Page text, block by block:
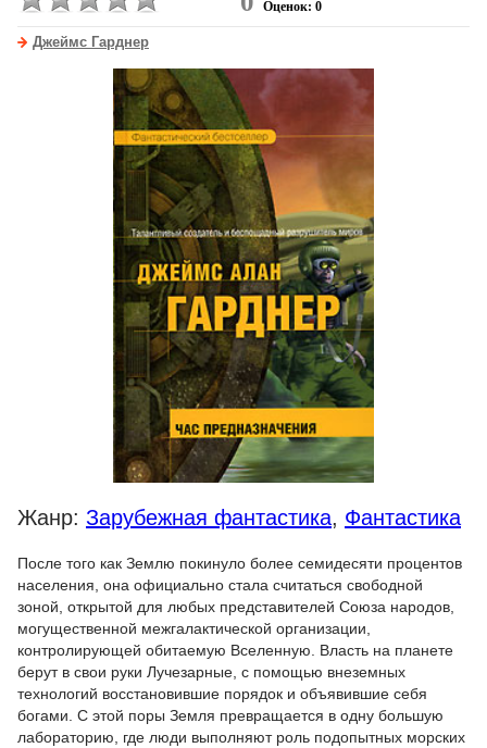
Оценок: 0
Джеймс Гарднер
Жанр: Зарубежная фантастика, Фантастика
После того как Землю покинуло более семидесяти процентов
населения, она официально стала считаться свободной
зоной, открытой для любых представителей Союза народов,
могущественной межгалактической организации,
контролирующей обитаемую Вселенную. Власть на планете
берут в свои руки Лучезарные, с помощью внеземных
технологий восстановившие порядок и объявившие себя
богами. С этой поры Земля превращается в одну большую
лабораторию, где люди выполняют роль подопытных морских